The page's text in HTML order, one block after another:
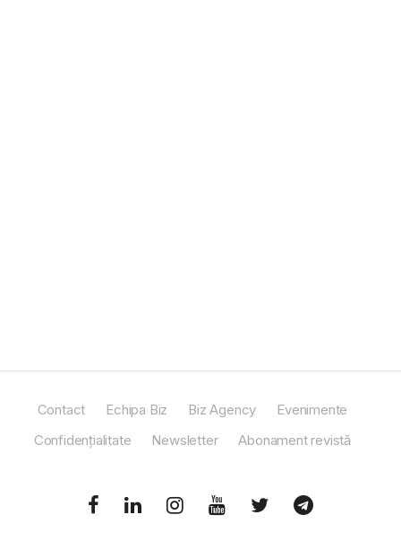
Contact Echipa Biz Biz Agency
Evenimente
Confidențialitate
Newsletter Abonament revistă